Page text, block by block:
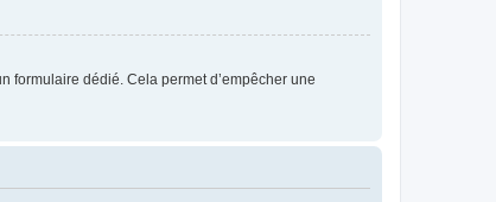
formulaire dédié. Cela permet d’empêcher une